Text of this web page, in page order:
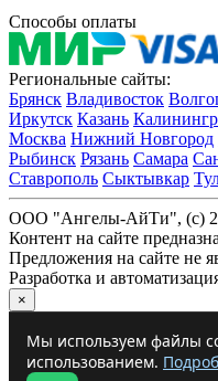
Способы оплаты
Региональные сайты:
Брянск Владивосток
Иркутск Казань
Москва Нижний Новгород
Рыбинск Рязань Самара
Ставрополь Сыктывкар
ООО "Ангелы-АйТи", (c)
Контент на сайте
Предложения на сайте не
Разработка и
×
Мы используем файлы
использованием.